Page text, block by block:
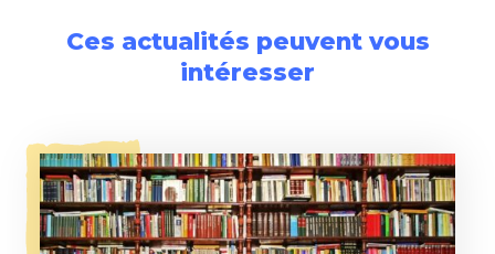
Ces actualités peuvent vous
intéresser